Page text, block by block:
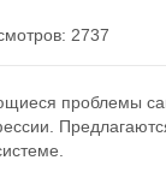
2737
проблемы